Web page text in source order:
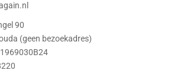
90
(geen bezoekadres)